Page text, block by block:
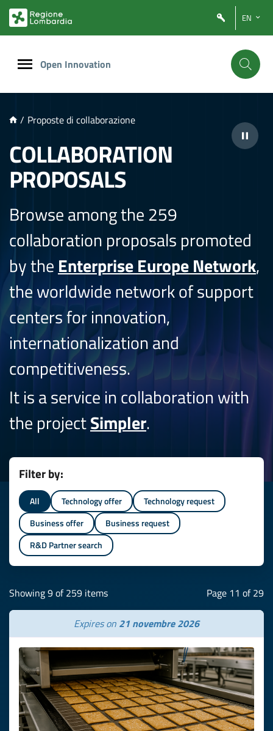
PRINCIPALE
EN
Open Innovation
/ Proposte di collaborazione
COLLABORATION
PROPOSALS
Browse among the 259
collaboration proposals promoted
by the Enterprise Europe Network,
the worldwide network of support
centers for innovation,
internationalization and
competitiveness.
It is a service in collaboration with
the projectSimpler.
Filter by:
All Technology offer
Technology request
Business offer
Business request
R&D Partner search
Showing 9 of 259 items Page 11 of 29
Expires on 21 novembre 2026